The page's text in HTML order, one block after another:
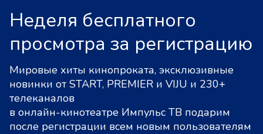
Неделя бесплатного
просмотра за регистрацию
Мировые хиты кинопроката, эксклюзивные
новинки от START, PREMIER и VIJU и 230+
телеканалов
в онлайн-кинотеатре Импульс ТВ подарим
после регистрации всем новым пользователям